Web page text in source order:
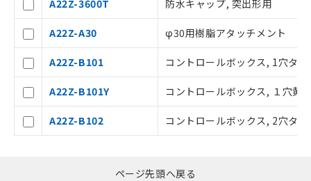
A22Z-3600T 防水キャップ, 突出形用
A22Z-A30 φ30用樹脂アタッチメント
A22Z-B101 コントロールボックス, 1穴タイ
A22Z-B101Y コントロールボックス, １穴黄
A22Z-B102 コントロールボックス, 2穴タイ
ページ先頭へ戻る
たはお客様担当のオムロン制御
白
情報を公開していない機種
ください。
在庫状況および標準価格結果を当社の
事前の承諾なく第三者に漏洩または開
示しないようお願いします。
マイパーツ機能（部品リスト作成サー
ビス）をご利用いただくには、I-Web
メンバーズにご登録されている必要が
あります。
お客様が当ウェブサイト上で当社にご
登録された部品リストについて、当社
品・サービスに関するお客様との取